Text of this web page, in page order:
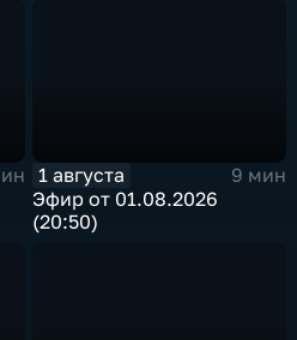
1 августа
9 мин
Эфир от 01.08.2026
(20:50)